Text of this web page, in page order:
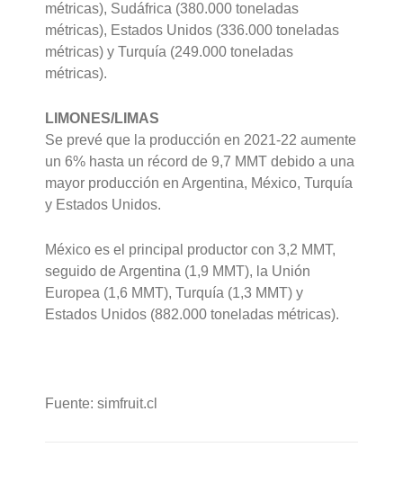
métricas), Sudáfrica (380.000 toneladas
métricas), Estados Unidos (336.000 toneladas
métricas) y Turquía (249.000 toneladas
métricas).
LIMONES/LIMAS
Se prevé que la producción en 2021-22 aumente
un 6% hasta un récord de 9,7 MMT debido a una
mayor producción en Argentina, México, Turquía
y Estados Unidos.
México es el principal productor con 3,2 MMT,
seguido de Argentina (1,9 MMT), la Unión
Europea (1,6 MMT), Turquía (1,3 MMT) y
Estados Unidos (882.000 toneladas métricas).
Fuente: simfruit.cl